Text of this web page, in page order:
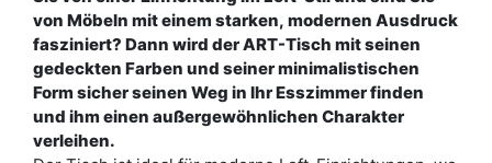
Breite 150
Typ des Tisches ausklappbar
ean13 5904870882580
von Möbeln mit einem starken, modernen Ausdruck
fasziniert? Dann wird der ART-Tisch mit seinen
gedeckten Farben und seiner minimalistischen
Form sicher seinen Weg in Ihr Esszimmer finden
und ihm einen außergewöhnlichen Charakter
verleihen.